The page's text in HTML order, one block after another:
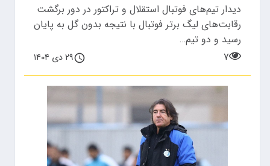
دیدار تیم‌های فوتبال استقلال و تراکتور در دور برگشت
رقابت‌های لیگ برتر فوتبال با نتیجه بدون گل به پایان
رسید و دو تیم…
۷
۲۹ دی ۱۴۰۴